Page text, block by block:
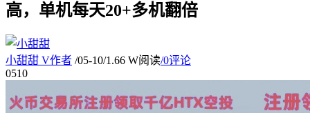
高，单机每天20+多机翻倍
小甜甜 V作者 /05-10/1.66 W阅读/0评论
0510